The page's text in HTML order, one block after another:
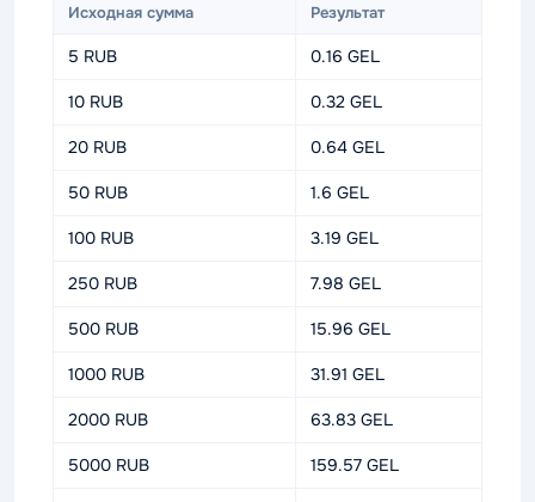
Исходная сумма Результат
5 RUB 0.16 GEL
10 RUB 0.32 GEL
20 RUB 0.64 GEL
50 RUB 1.6 GEL
100 RUB 3.19 GEL
250 RUB 7.98 GEL
500 RUB 15.96 GEL
1000 RUB 31.91 GEL
2000 RUB 63.83 GEL
5000 RUB 159.57 GEL